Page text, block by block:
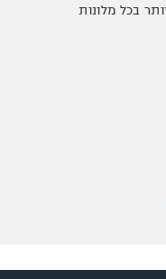
בכל מלונות